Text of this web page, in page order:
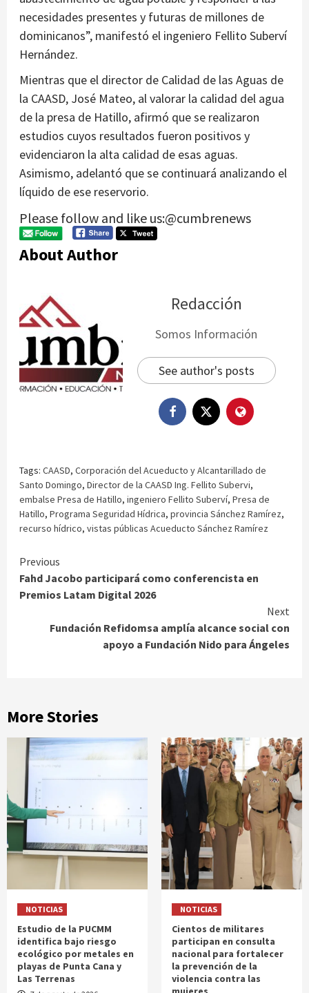
necesidades presentes y futuras de millones de
dominicanos”, manifestó el ingeniero Fellito Suberví
Hernández.
Mientras que el director de Calidad de las Aguas de
la CAASD, José Mateo, al valorar la calidad del agua
de la presa de Hatillo, afirmó que se realizaron
estudios cuyos resultados fueron positivos y
evidenciaron la alta calidad de esas aguas.
Asimismo, adelantó que se continuará analizando el
líquido de ese reservorio.
Please follow and like us:@cumbrenews
About Author
Redacción
Somos Información
See author's posts
Tags: CAASD, Corporación del Acueducto y Alcantarillado de
Santo Domingo, Director de la CAASD Ing. Fellito Subervi,
embalse Presa de Hatillo, ingeniero Fellito Suberví, Presa de
Hatillo, Programa Seguridad Hídrica, provincia Sánchez Ramírez,
recurso hídrico, vistas públicas Acueducto Sánchez Ramírez
Continue
Reading
Previous
Fahd Jacobo participará como conferencista en
Premios Latam Digital 2026
Next
Fundación Refidomsa amplía alcance social con
apoyo a Fundación Nido para Ángeles
More Stories
NOTICIAS
Estudio de la PUCMM
identifica bajo riesgo
ecológico por metales en
playas de Punta Cana y
Las Terrenas
NOTICIAS
Cientos de militares
participan en consulta
nacional para fortalecer
la prevención de la
violencia contra las